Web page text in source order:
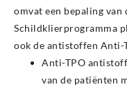
omvat een bepaling van
Schildklierprogramma
ook de antistoffen Anti-
Anti-TPO
van de patiënten